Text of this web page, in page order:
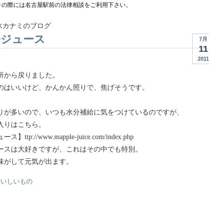
際には名古屋駅前の法律相談をご利用下さい。
7月
11
2011
ュース
から戻りました。
はいいけど、かんかん照りで、焦げそうです。
が多いので、いつも水分補給に気をつけているのですが、
はこちら。
ース】ttp://www.mapple-juice.com/index.php
スは大好きですが、これはその中でも特別。
がして元気が出ます。
しいもの